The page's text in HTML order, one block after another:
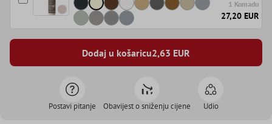
1 Komadu
27,20 EUR
Dodaj u košaricu2,63 EUR
Postavi pitanje Obavijest o sniženju cijene Udio